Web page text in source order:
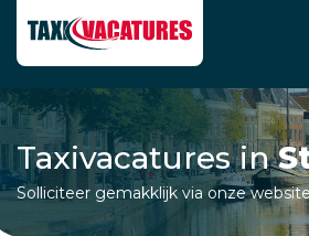
Taxivacatures in
Solliciteer gemakklijk via onze